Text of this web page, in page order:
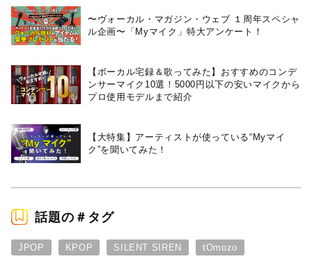
〜ヴォーカル・マガジン・ウェブ １周年スペシャ
ル企画〜「Myマイク」特大アンケート！
【ボーカル宅録＆歌ってみた】おすすめのコンデ
ンサーマイク10選！5000円以下の安いマイクから
プロ使用モデルまで紹介
【大特集】アーティストが使っている“Myマイ
ク”を聞いてみた！
話題の＃タグ
JPOP KPOP SILENT SIREN tOmozo